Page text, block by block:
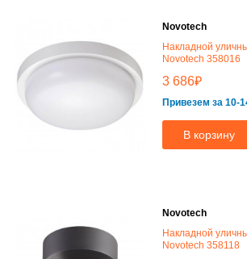
Novotech
Накладной
Novotech 358016
3 686₽
Привезем за 10-
В корзину
Novotech
Накладной
Novotech 358118